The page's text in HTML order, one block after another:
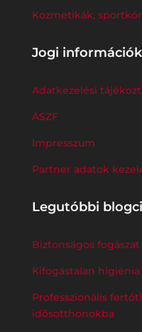
Kozmetikák,
Jogi információk
Adatkezelési
ÁSZF
Impresszum
Partner adatok
Legutóbbi
Biztonságos
Kifogástalan
Professzionális
idősotthonokba